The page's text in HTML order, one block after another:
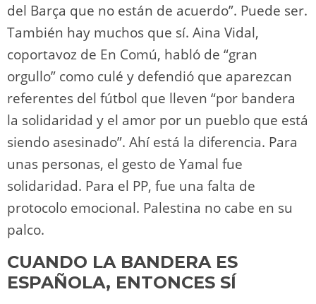
del Barça que no están de acuerdo”. Puede ser.
También hay muchos que sí. Aina Vidal,
coportavoz de En Comú, habló de “gran
orgullo” como culé y defendió que aparezcan
referentes del fútbol que lleven “por bandera
la solidaridad y el amor por un pueblo que está
siendo asesinado”. Ahí está la diferencia. Para
unas personas, el gesto de Yamal fue
solidaridad. Para el PP, fue una falta de
protocolo emocional. Palestina no cabe en su
palco.
CUANDO LA BANDERA ES
ESPAÑOLA, ENTONCES SÍ